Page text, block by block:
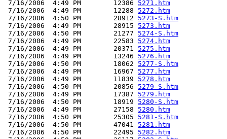
7/16/2006  4:49 PM        12386 5271.htm
7/16/2006  4:49 PM        12288 5272.htm
7/16/2006  4:50 PM        28912 5273-S.htm
7/16/2006  4:49 PM        28915 5273.htm
7/16/2006  4:50 PM        21277 5274-S.htm
7/16/2006  4:49 PM        22583 5274.htm
7/16/2006  4:49 PM        20371 5275.htm
7/16/2006  4:49 PM        13246 5276.htm
7/16/2006  4:50 PM        18062 5277-S.htm
7/16/2006  4:49 PM        16967 5277.htm
7/16/2006  4:49 PM        11839 5278.htm
7/16/2006  4:50 PM        20856 5279-S.htm
7/16/2006  4:49 PM        17387 5279.htm
7/16/2006  4:50 PM        18919 5280-S.htm
7/16/2006  4:49 PM        27158 5280.htm
7/16/2006  4:50 PM        25305 5281-S.htm
7/16/2006  4:50 PM        47041 5281.htm
7/16/2006  4:50 PM        22495 5282.htm